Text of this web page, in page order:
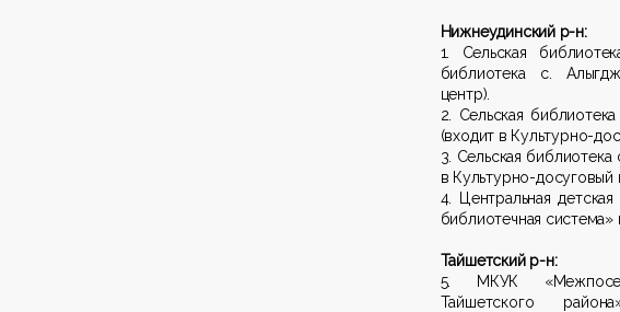
Нижнеудинский р-н:
1. Сельская
библиотека с.
центр).
2. Сельская
(входит в Культурно-
3. Сельская
в Культурно-досуговый
4. Центральная
библиотечная система»
Тайшетский р-н:
5. МКУК
Тайшетского